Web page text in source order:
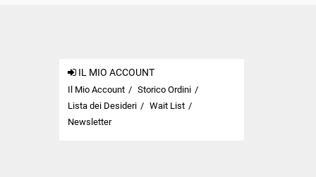
IL MIO ACCOUNT
Il Mio Account
Storico Ordini
Lista dei Desideri
Wait List
Newsletter